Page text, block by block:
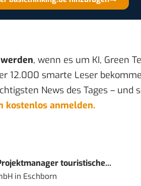
, wenn es um KI, Green
12.000 smarte Leser
News des Tages – und
kostenlos anmelden.
touristische...
in Eschborn